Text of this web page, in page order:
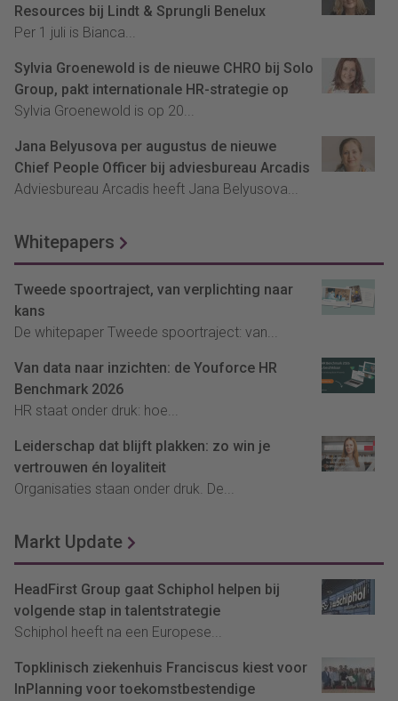
Resources bij Lindt & Sprungli Benelux
Per 1 juli is Bianca...
Sylvia Groenewold is de nieuwe CHRO bij Solo
Group, pakt internationale HR-strategie op
Sylvia Groenewold is op 20...
Jana Belyusova per augustus de nieuwe
Chief People Officer bij adviesbureau Arcadis
Adviesbureau Arcadis heeft Jana Belyusova...
Whitepapers
Tweede spoortraject, van verplichting naar
kans
De whitepaper Tweede spoortraject: van...
Van data naar inzichten: de Youforce HR
Benchmark 2026
HR staat onder druk: hoe...
Leiderschap dat blijft plakken: zo win je
vertrouwen én loyaliteit
Organisaties staan onder druk. De...
Markt Update
HeadFirst Group gaat Schiphol helpen bij
volgende stap in talentstrategie
Schiphol heeft na een Europese...
Topklinisch ziekenhuis Franciscus kiest voor
InPlanning voor toekomstbestendige